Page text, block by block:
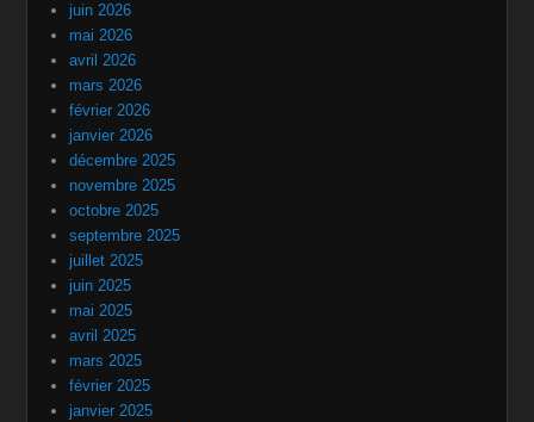
juin 2026
mai 2026
avril 2026
mars 2026
février 2026
janvier 2026
décembre 2025
novembre 2025
octobre 2025
septembre 2025
juillet 2025
juin 2025
mai 2025
avril 2025
mars 2025
février 2025
janvier 2025